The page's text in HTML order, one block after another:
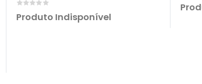
Produto Indisponível